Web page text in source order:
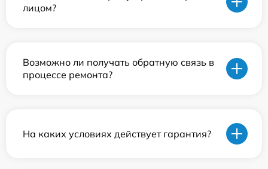
лицом?
Возможно ли получать обратную связь в
процессе ремонта?
На каких условиях действует гарантия?